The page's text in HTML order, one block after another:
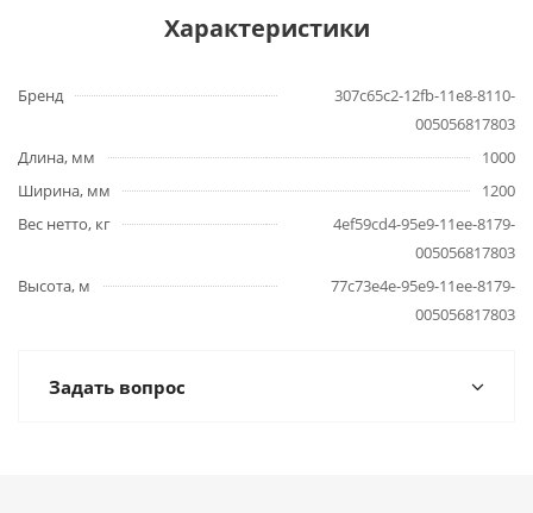
Характеристики
Бренд
307c65c2-12fb-11e8-8110-
005056817803
Длина, мм
1000
Ширина, мм
1200
Вес нетто, кг
4ef59cd4-95e9-11ee-8179-
005056817803
Высота, м
77c73e4e-95e9-11ee-8179-
005056817803
Задать вопрос